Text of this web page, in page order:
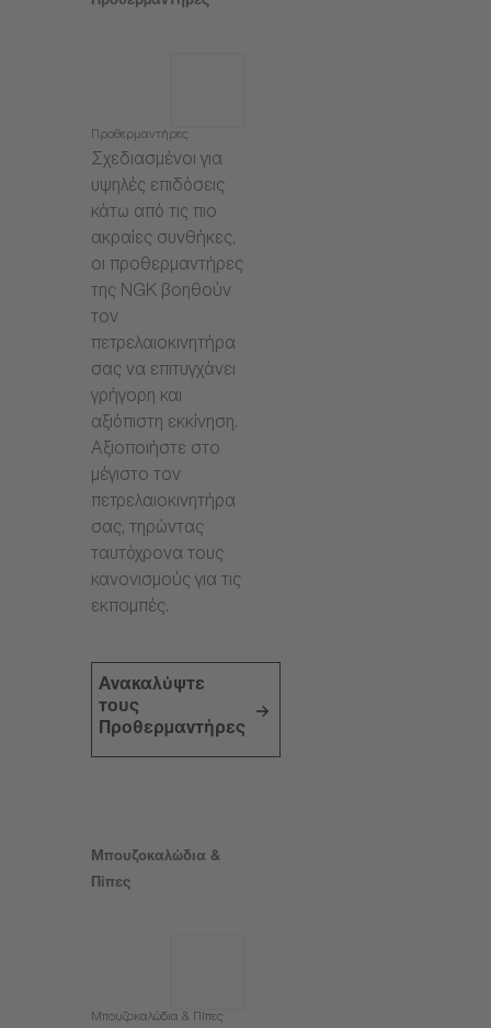
Προθερμαντήρες
Σχεδιασμένοι για
υψηλές επιδόσεις
κάτω από τις πιο
ακραίες συνθήκες,
οι προθερμαντήρες
της NGK βοηθούν
τον
πετρελαιοκινητήρα
σας να επιτυγχάνει
γρήγορη και
αξιόπιστη εκκίνηση.
Αξιοποιήστε στο
μέγιστο τον
πετρελαιοκινητήρα
σας, τηρώντας
ταυτόχρονα τους
κανονισμούς για τις
εκπομπές.
Ανακαλύψτε
τους
Προθερμαντήρες
Μπουζοκαλώδια &
Πίπες
Μπουζοκαλώδια & Πίπες